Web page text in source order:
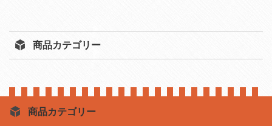
商品カテゴリー
商品カテゴリー